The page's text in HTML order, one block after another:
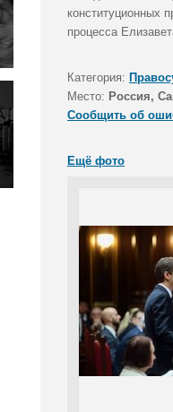
конституционных
процесса
Категория:
Место: Россия,
Сообщить об
Ещё фото